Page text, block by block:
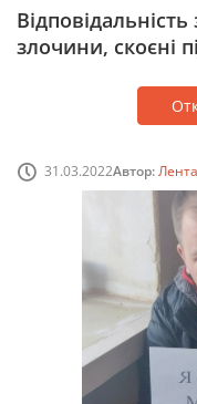
злочини, скоєні
31.03.2022Автор: